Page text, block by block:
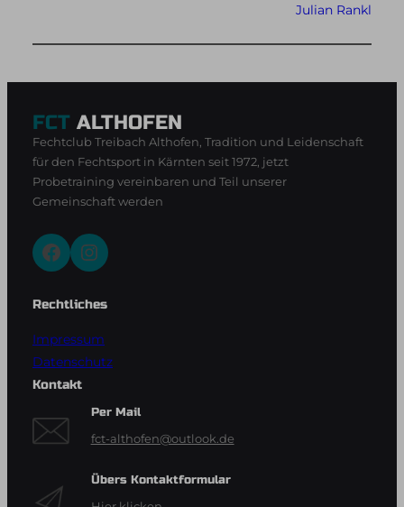
Julian Rankl
FCT ALTHOFEN
Fechtclub Treibach Althofen, Tradition und Leidenschaft
für den Fechtsport in Kärnten seit 1972, jetzt
Probetraining vereinbaren und Teil unserer
Gemeinschaft werden
Facebook Instagram
Rechtliches
Impressum
Datenschutz
Kontakt
Per Mail
fct-althofen@outlook.de
Übers Kontaktformular